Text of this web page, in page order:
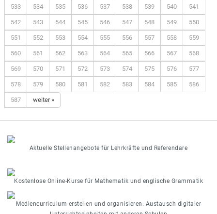
533 534 535 536 537 538 539 540 541
542 543 544 545 546 547 548 549 550
551 552 553 554 555 556 557 558 559
560 561 562 563 564 565 566 567 568
569 570 571 572 573 574 575 576 577
578 579 580 581 582 583 584 585 586
587 weiter »
Aktuelle Stellenangebote für Lehrkräfte und Referendare
Kostenlose Online-Kurse für Mathematik und englische Grammatik
Mediencurriculum erstellen und organisieren. Austausch digitaler